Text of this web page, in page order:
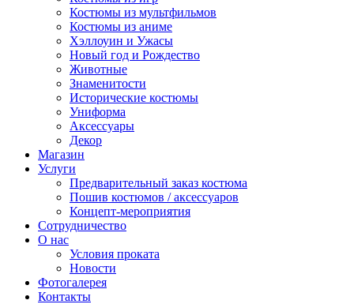
Костюмы из мультфильмов
Костюмы из аниме
Хэллоуин и Ужасы
Новый год и Рождество
Животные
Знаменитости
Исторические костюмы
Униформа
Аксессуары
Декор
Магазин
Услуги
Предварительный заказ костюма
Пошив костюмов / аксессуаров
Концепт-мероприятия
Сотрудничество
О нас
Условия проката
Новости
Фотогалерея
Контакты